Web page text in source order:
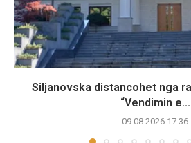
Siljanovska distancohet nga
“Vendimin e...
09.08.2026 17:36